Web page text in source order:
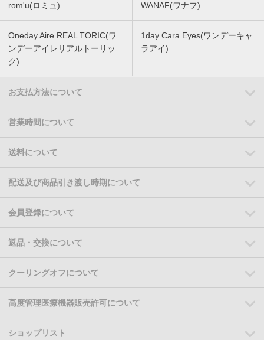
rom'u(ロミュ) WANAF(ワナフ)
Oneday Aire REAL TORIC(ワ
ンデーアイレリアルトーリッ
ク)
1day Cara Eyes(ワンデーキャ
ラアイ)
お支払方法について
営業時間について
送料について
配送及び商品引き渡し時期について
会員登録について
返品・交換について
クーリングオフについて
高度管理医療機器販売許可について
ショップリスト